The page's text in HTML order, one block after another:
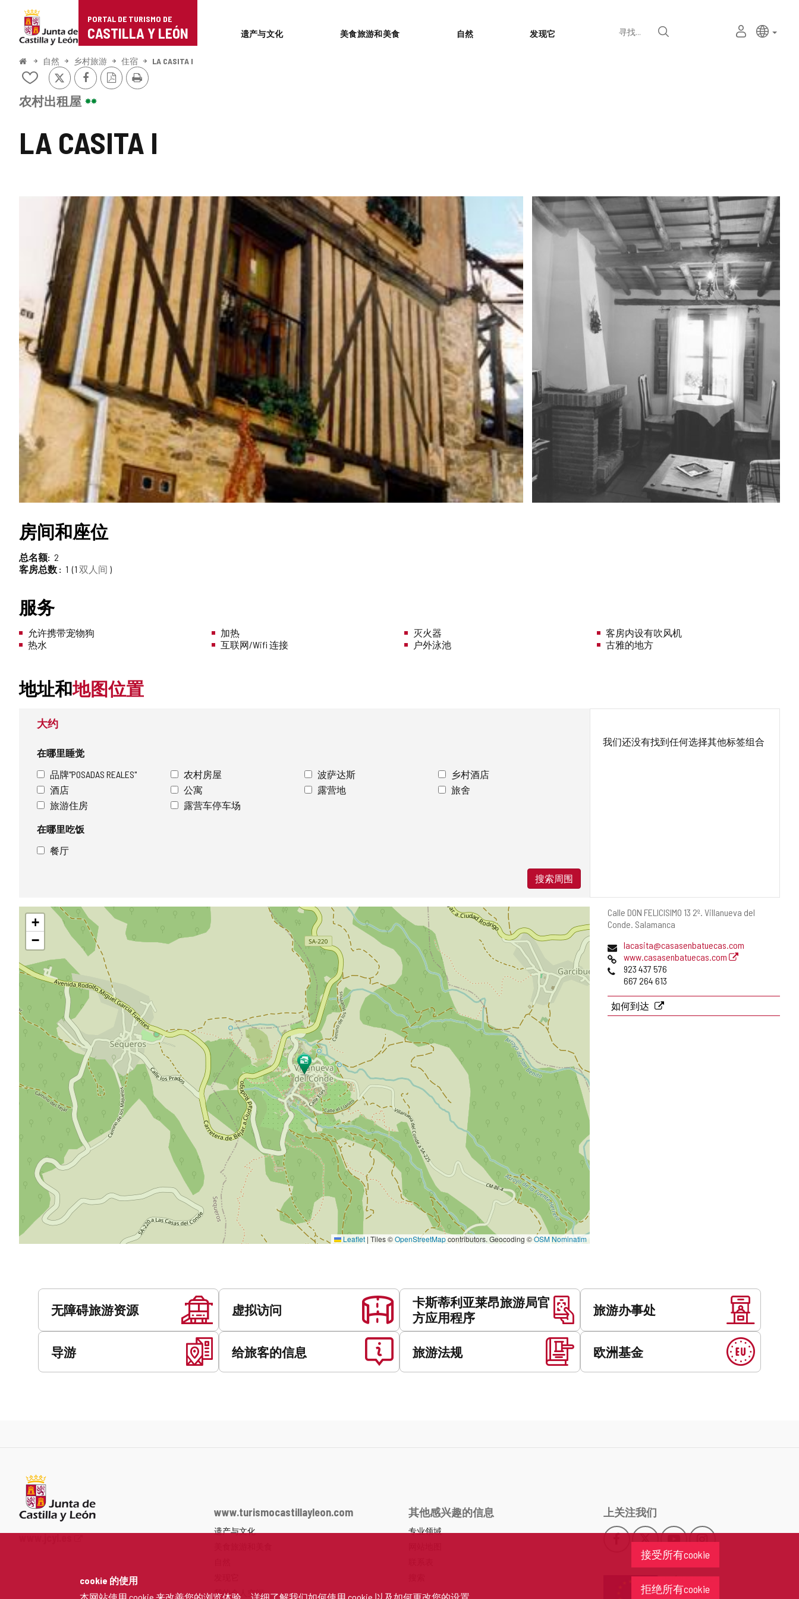
cookie 的使用
接受所有cookie
拒绝所有cookie
Portal
de
Turismo
Castilla
León
PORTAL DE TURISMO DE
CASTILLA Y LEÓN 遗产与文化 美食旅游和美食 自然 发现它 寻找
语
言
主动语
中文
开
始
自然 乡村旅游 住宿 LA CASITA I
LA CASITA I
从
的
笔
本
中
推
特
FacebookPDF
版
打
印
农村出租屋
房间和座位
总名额 2
客房总数
1 1 双人间
服务
允许携带宠物狗
热水
加热
互联网/Wifi 连接
灭火器
户外泳池
客房内设有吹风机
古雅的地方
地址和地图位置
邮
寄
址
Calle DON FELICISIMO 13 2º. Villanueva del
Conde. Salamanca
电
子
邮
址
lacasita@casasenbatuecas.com
网
页
www.casasenbatuecas.com
电
923 437 576
667 264 613
如何到达
大约
在哪里睡觉
品牌"POSADAS REALES"
农村房屋 波萨达斯
乡村酒店
酒店
公寓 露营地
旅舍
旅游住房
露营车停车场
在哪里吃饭
餐厅
搜索周围
我们还没有找到任何选择其他标签组合
跳
图
+
−
Leaflet | Tiles ©OpenStreetMapcontributors. Geocoding ©OSM Nominatim
无障碍旅游资源 虚拟访问
卡斯蒂利亚莱昂旅游局官
方应用程序
旅游办事处
导游 给旅客的信息 旅游法规 欧洲基金
Junta
www.turismocastillayleon.com
遗产与文化
我的个人空间
其他感兴趣的信息
专业领域
上关注我们
此
链
接
会
打
此
链
接
会
打
此
链
接
会
打